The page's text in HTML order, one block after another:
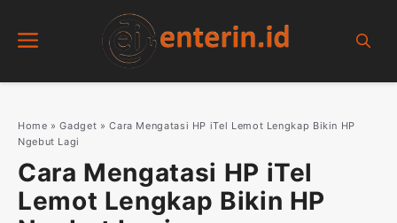
Menu
Home »Gadget »Cara Mengatasi HP iTel Lemot Lengkap Bikin HP
Ngebut Lagi
Cara Mengatasi HP iTel
Lemot Lengkap Bikin HP